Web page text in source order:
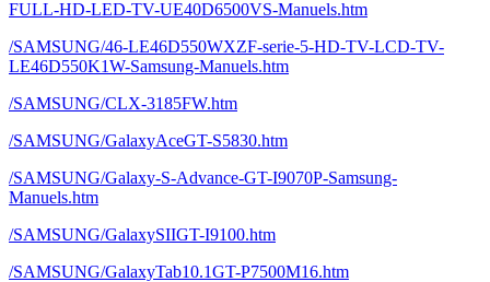
FULL-HD-LED-TV-UE40D6500VS-Manuels.htm
/SAMSUNG/46-LE46D550WXZF-serie-5-HD-TV-LCD-TV-
LE46D550K1W-Samsung-Manuels.htm
/SAMSUNG/CLX-3185FW.htm
/SAMSUNG/GalaxyAceGT-S5830.htm
/SAMSUNG/Galaxy-S-Advance-GT-I9070P-Samsung-
Manuels.htm
/SAMSUNG/GalaxySIIGT-I9100.htm
/SAMSUNG/GalaxyTab10.1GT-P7500M16.htm